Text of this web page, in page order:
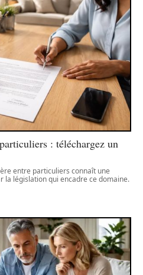
: téléchargez un
entre particuliers connaît une
la législation qui encadre ce domaine.